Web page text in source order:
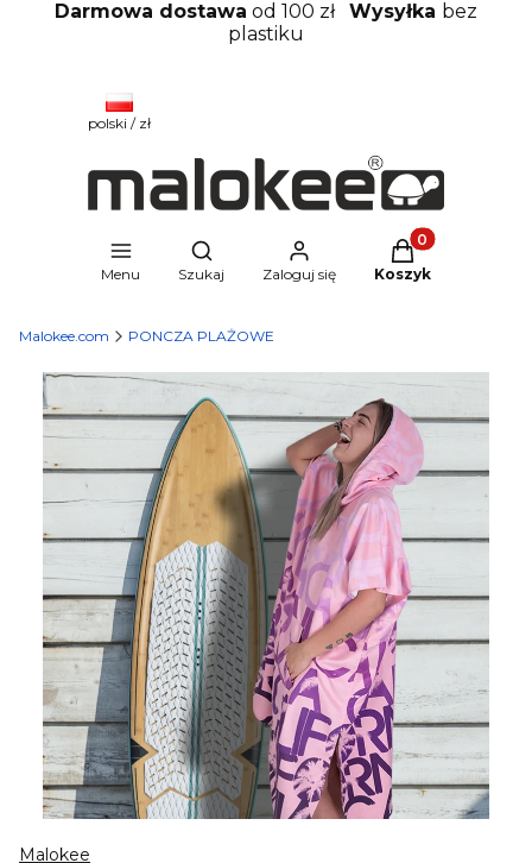
Darmowa dostawa od 100 zł Wysyłka bez
plastiku
polski / zł
Menu
Otwórz wyszukiwarkę
Szukaj Zaloguj się
Produkty w
Koszyk
Malokee.com PONCZA PLAŻOWE
Malokee